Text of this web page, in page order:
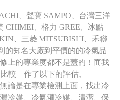
、聲寶 SAMPO、台灣三洋
CHIMEI、格力 GREE、冰點
、三菱 MITSUBISHI、禾聯
的知名大廠到平價的的冷氣品
上的專業度都不是蓋的！而我
較，作了以下的評估。
論是在專業檢測上面，找出冷
冷媒、冷氣灌冷媒、清潔、保